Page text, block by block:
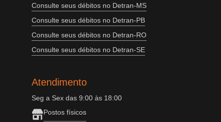
Consulte seus débitos no Detran-MS
Consulte seus débitos no Detran-PB
Consulte seus débitos no Detran-RO
Consulte seus débitos no Detran-SE
Atendimento
Seg a Sex das 9:00 às 18:00
Postos físicos